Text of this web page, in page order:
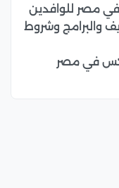
مصر للوافدين
والبرامج وشروط
في مصر